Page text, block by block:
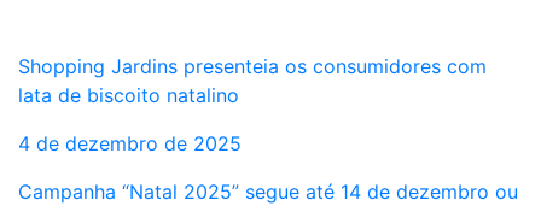
Shopping Jardins presenteia os consumidores com
lata de biscoito natalino
4 de dezembro de 2025
Campanha “Natal 2025” segue até 14 de dezembro ou